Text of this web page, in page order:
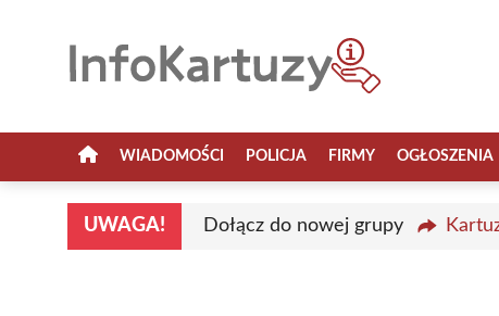
WIADOMOŚCI POLICJA FIRMY OGŁOSZENIA
UWAGA! Dołącz do nowej grupy